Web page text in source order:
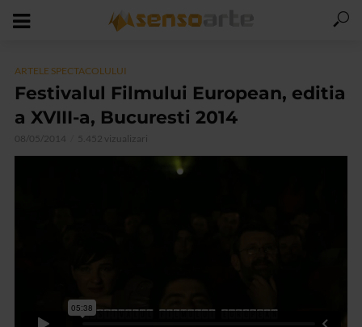
ARTELE SPECTACOLULUI
Festivalul Filmului European, editia
a XVIII-a, Bucuresti 2014
08/05/2014 5.452 vizualizari